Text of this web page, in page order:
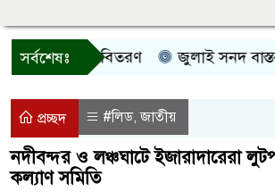
সর্বশেষঃ
নগদ সহায়তা বিতরণ জুলাই সনদ
প্রচ্ছদ #লিড,জাতীয়
নদীবন্দর ও লঞ্চঘাটে ইজারাদারেরা
কল্যাণ সমিতি